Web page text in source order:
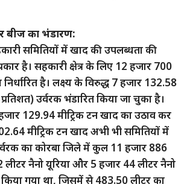
का भंडारण:
समितियों में खाद की उपलब्धता की
है। सहकारी क्षेत्र के लिए 12 हजार 700
निर्धारित है। लक्ष्य के विरुद्ध 7 हजार 132.58
उर्वरक भंडारित किया जा चुका है।
129.94 मीट्रिक टन खाद का उठाव कर
मीट्रिक टन खाद अभी भी समितियों में
का कोरबा जिले में कुल 11 हजार 886
नैनो यूरिया और 5 हजार 44 लीटर नैनो
गया था, जिसमें से 483.50 लीटर का